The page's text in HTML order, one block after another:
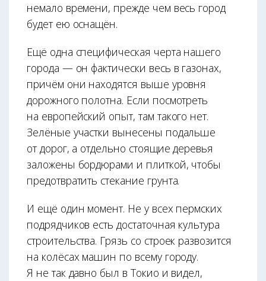
немало времени, прежде чем весь город
будет ею оснащён.
Ещё одна специфическая черта нашего
города — он фактически весь в газонах,
причём они находятся выше уровня
дорожного полотна. Если посмотреть
на европейский опыт, там такого нет.
Зелёные участки вынесены подальше
от дорог, а отдельно стоящие деревья
заложены бордюрами и плиткой, чтобы
предотвратить стекание грунта.
И ещё один момент. Не у всех пермских
подрядчиков есть достаточная культура
строительства. Грязь со строек развозится
на колёсах машин по всему городу.
Я не так давно был в Токио и видел,